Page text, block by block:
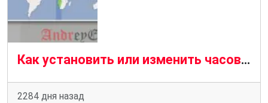
Как установить или изменить часовой пояс на Ubuntu 20.04
2284 дня назад